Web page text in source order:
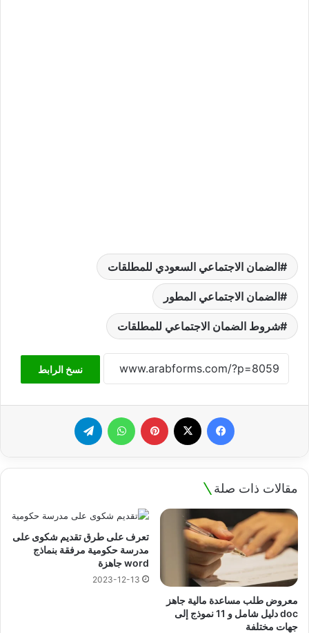
الضمان الاجتماعي السعودي للمطلقات
الضمان الاجتماعي المطور
شروط الضمان الاجتماعي للمطلقات
نسخ الرابط
فيسبوك بينتيريست واتساب
مقالات ذات صلة
معروض طلب مساعدة مالية جاهز
doc دليل شامل و 11 نموذج إلى
جهات مختلفة
تعرف على طرق تقديم شكوى على
مدرسة حكومية مرفقة بنماذج
word جاهزة
2023-12-13